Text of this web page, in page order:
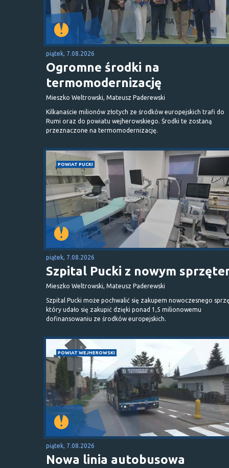
piątek, 7.08.2026
Ogromne środki na
termomodernizację
Mieszko Weltrowski, Mateusz Paderewski
Kilkanaście milionów złotych ze środków europejskich trafi do
Rumi oraz do powiatu wejherowskiego. Środki te zostaną
przeznaczone na termomodernizację.
POWIAT PUCKI
piątek, 7.08.2026
Szpital Pucki z nowym
Mieszko Weltrowski, Mateusz Paderewski
Szpital Pucki może pochwalić się zakupem nowoczesnego
który udało się zakupić dzięki ponad 1,5 milionowemu
dofinansowaniu ze środków europejskich.
POWIAT WEJHEROWSKI
piątek, 7.08.2026
Nowa linia autobusowa